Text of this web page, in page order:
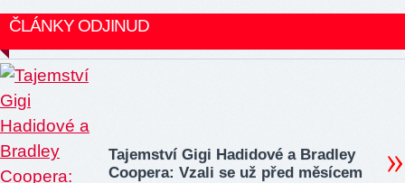
ČLÁNKY ODJINUD
Tajemství Gigi Hadidové a Bradley
Coopera: Vzali se už před měsícem